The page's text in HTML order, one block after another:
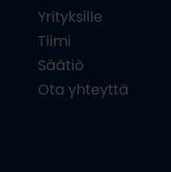
Yrityksille
Tiimi
Säätiö
Ota yhteyttä